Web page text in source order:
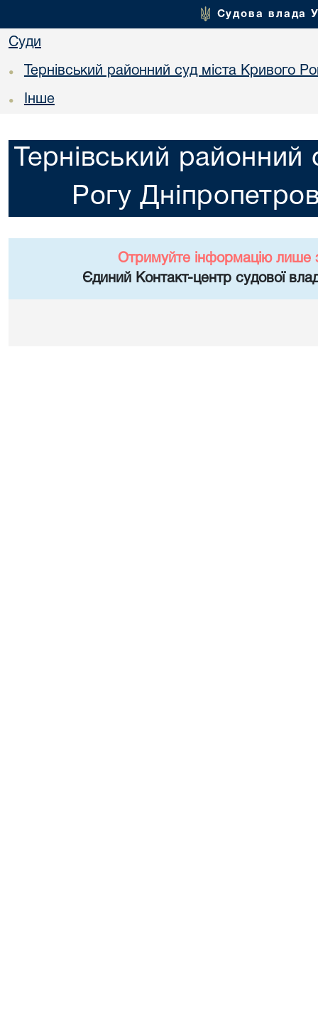
Судова влада
Суди
• Тернівський районний суд міста Кривого
• Інше
Тернівський районний
Рогу
Отримуйте інформацію лише
Єдиний Контакт-центр судової